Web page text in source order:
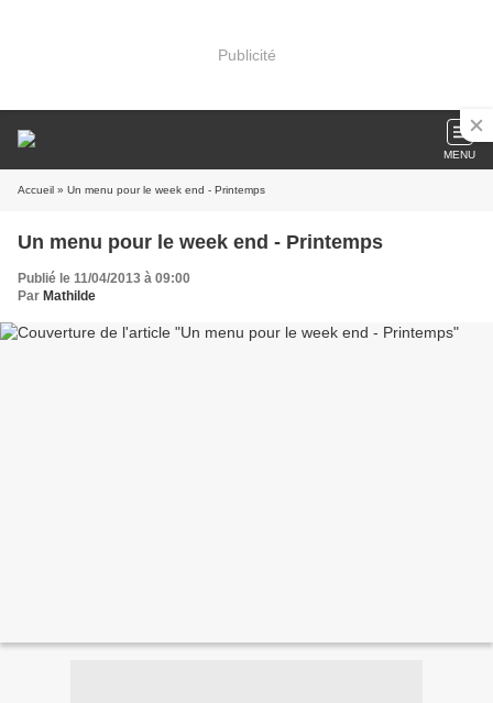
Publicité
MENU
Accueil » Un menu pour le week end - Printemps
Un menu pour le week end - Printemps
Publié le 11/04/2013 à 09:00
Par Mathilde